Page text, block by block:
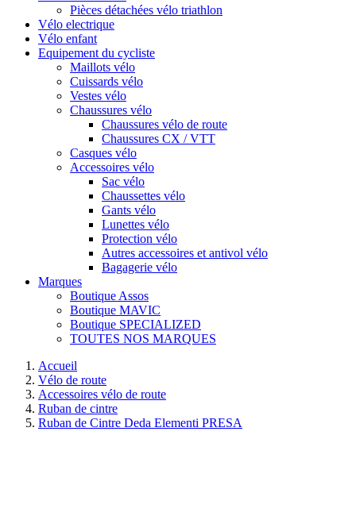
Pièces détachées vélo triathlon
Vélo electrique
Vélo enfant
Equipement du cycliste
Maillots vélo
Cuissards vélo
Vestes vélo
Chaussures vélo
Chaussures vélo de route
Chaussures CX / VTT
Casques vélo
Accessoires vélo
Sac vélo
Chaussettes vélo
Gants vélo
Lunettes vélo
Protection vélo
Autres accessoires et antivol vélo
Bagagerie vélo
Marques
Boutique Assos
Boutique MAVIC
Boutique SPECIALIZED
TOUTES NOS MARQUES
Accueil
Vélo de route
Accessoires vélo de route
Ruban de cintre
Ruban de Cintre Deda Elementi PRESA